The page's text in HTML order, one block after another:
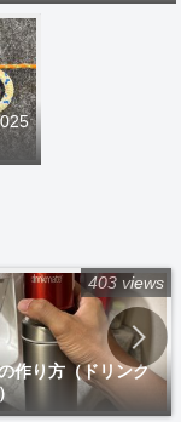
作り方（ドリンク
403 views